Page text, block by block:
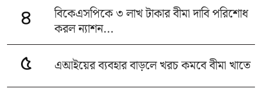
৪
বিকেএসপিকে ৩ লাখ টাকার বীমা দাবি পরিশোধ
করল ন্যাশন...
৫ এআইয়ের ব্যবহার বাড়লে খরচ কমবে বীমা খাতে